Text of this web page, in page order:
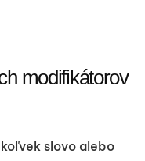
modifikátorov
slovo alebo